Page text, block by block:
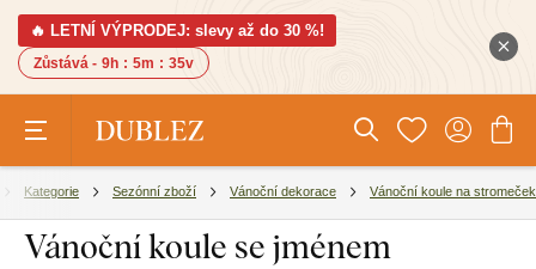
🔥 LETNÍ VÝPRODEJ: slevy až do 30 %!
Zůstává - 9h : 5m : 35v
Kategorie Sezónní zboží Vánoční dekorace Vánoční koule na stromeček
Vánoční koule se jménem